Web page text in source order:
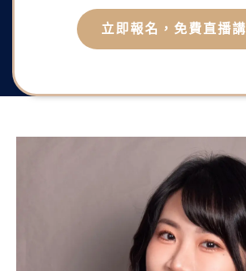
立即報名，免費直播